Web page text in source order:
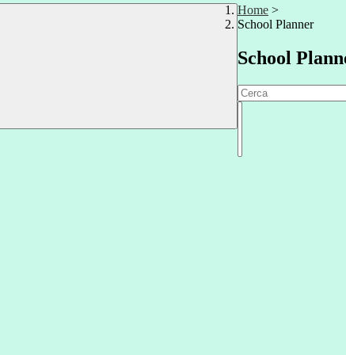
Home >
School Planner
School